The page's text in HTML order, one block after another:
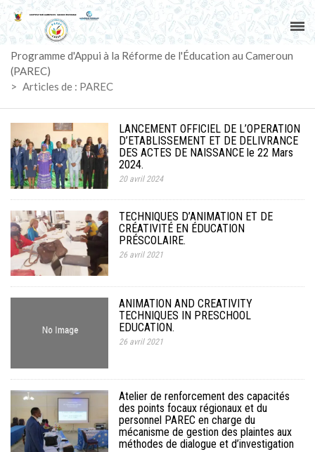
ACCUEIL
PAREC
ACTUALITÉS
ACTIVITÉS
DOCUMENTS
MARCHÉS
SUIVI-EVALUATION
Programme d'Appui à la Réforme de l'Éducation au Cameroun
(PAREC)
> Articles de : PAREC
LANCEMENT OFFICIEL DE L’OPERATION
D’ETABLISSEMENT ET DE DELIVRANCE
DES ACTES DE NAISSANCE le 22 Mars
2024.
20 avril 2024
TECHNIQUES D’ANIMATION ET DE
CRÉATIVITÉ EN ÉDUCATION
PRÉSCOLAIRE.
26 avril 2021
ANIMATION AND CREATIVITY
TECHNIQUES IN PRESCHOOL
EDUCATION.
26 avril 2021
Atelier de renforcement des capacités
des points focaux régionaux et du
personnel PAREC en charge du
mécanisme de gestion des plaintes aux
méthodes de dialogue et d’investigation